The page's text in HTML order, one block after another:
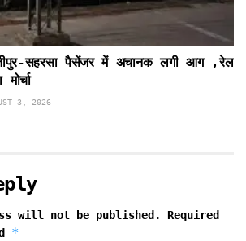
सहरसा पैसेंजर में अचानक लगी आग ,रेल
3, 2026
will not be published.
Required
*